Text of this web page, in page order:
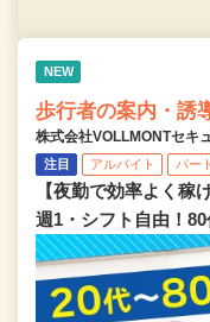
NEW
歩行者の案内・誘
株式会社VOLLMONTセキ
注目 アルバイト パー
【夜勤で効率よく稼
週1・シフト自由！